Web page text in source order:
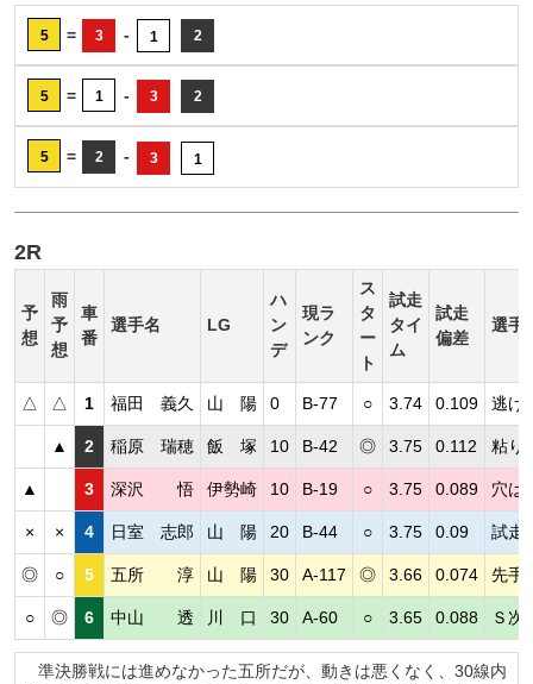
5 = 3 - 1 2
5 = 1 - 3 2
5 = 2 - 3 1
2R
予
想
雨
予
想
車
番
選手名 LG
ハ
ン
デ
現ラ
ンク
ス
タ
ー
ト
試走
タイ
ム
試走
偏差
選手
△ △ 1 福田 義久 山 陽 0 B-77 ○ 3.74 0.109 逃げ
▲ 2 稲原 瑞穂 飯 塚 10 B-42 ◎ 3.75 0.112 粘り
▲ 3 深沢 悟 伊勢崎 10 B-19 ○ 3.75 0.089 穴は
× × 4 日室 志郎 山 陽 20 B-44 ○ 3.75 0.09 試走
◎ ○ 5 五所 淳 山 陽 30 A-117 ◎ 3.66 0.074 先手
○ ◎ 6 中山 透 川 口 30 A-60 ○ 3.65 0.088 Ｓ次
準決勝戦には進めなかった五所だが、動きは悪くなく、30線内